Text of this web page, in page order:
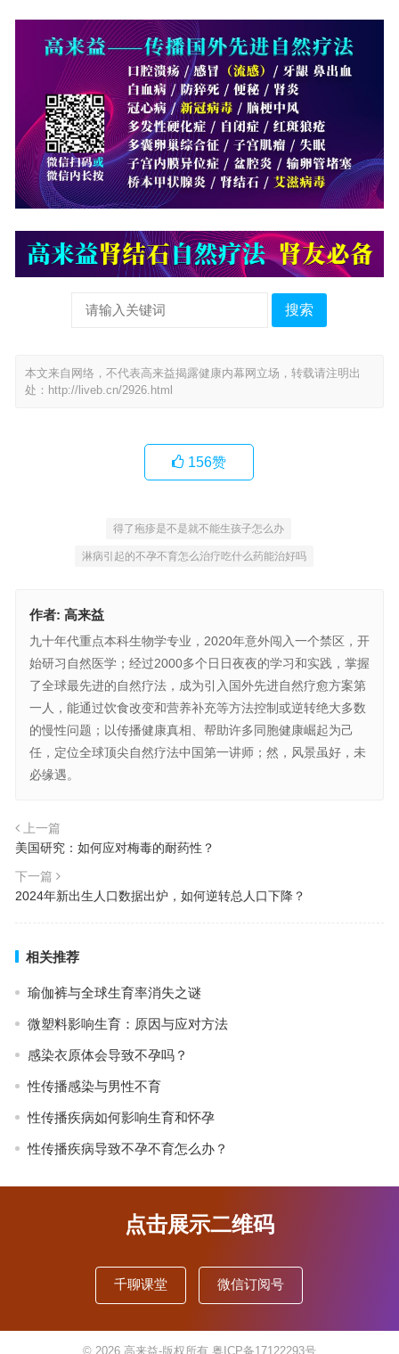
搜索
本文来自网络，不代表高来益揭露健康内幕网立场，转载请注明出
处： http://liveb.cn/2926.html
156赞
得了疱疹是不是就不能生孩子怎么办
淋病引起的不孕不育怎么治疗吃什么药能治好吗
作者: 高来益
九十年代重点本科生物学专业，2020年意外闯入一个禁区，开
始研习自然医学；经过2000多个日日夜夜的学习和实践，掌握
了全球最先进的自然疗法，成为引入国外先进自然疗愈方案第
一人，能通过饮食改变和营养补充等方法控制或逆转绝大多数
的慢性问题；以传播健康真相、帮助许多同胞健康崛起为己
任，定位全球顶尖自然疗法中国第一讲师；然，风景虽好，未
必缘遇。
上一篇
美国研究：如何应对梅毒的耐药性？
下一篇
2024年新出生人口数据出炉，如何逆转总人口下降？
相关推荐
瑜伽裤与全球生育率消失之谜
微塑料影响生育：原因与应对方法
感染衣原体会导致不孕吗？
性传播感染与男性不育
性传播疾病如何影响生育和怀孕
性传播疾病导致不孕不育怎么办？
点击展示二维码
千聊课堂 微信订阅号
© 2026 高来益-版权所有 粤ICP备17122293号